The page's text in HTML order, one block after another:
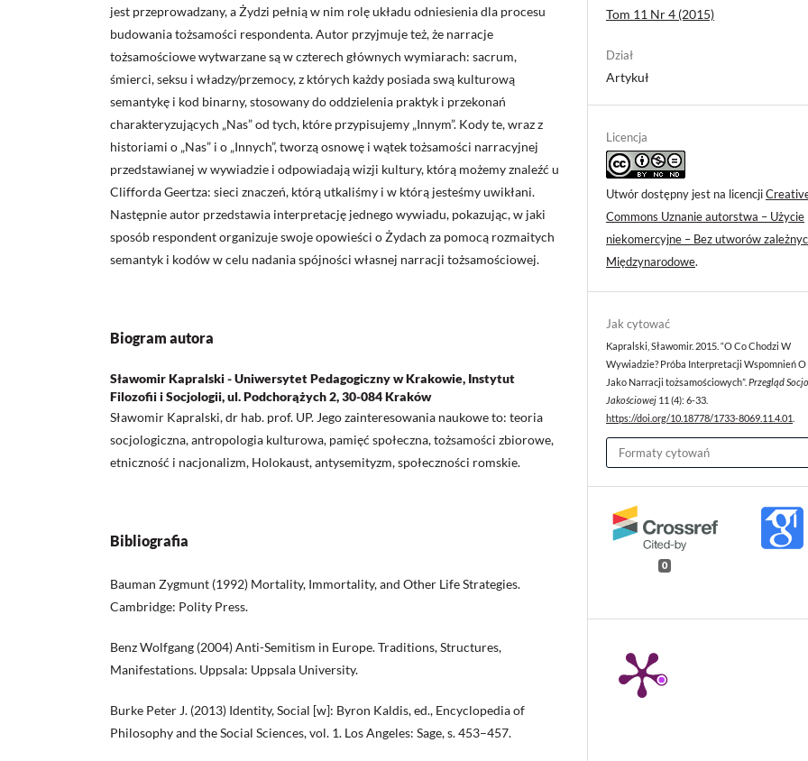
jest przeprowadzany, a Żydzi pełnią w nim rolę układu odniesienia dla procesu
budowania tożsamości respondenta. Autor przyjmuje też, że narracje
tożsamościowe wytwarzane są w czterech głównych wymiarach: sacrum,
śmierci, seksu i władzy/przemocy, z których każdy posiada swą kulturową
semantykę i kod binarny, stosowany do oddzielenia praktyk i przekonań
charakteryzujących „Nas” od tych, które przypisujemy „Innym”. Kody te, wraz z
historiami o „Nas” i o „Innych”, tworzą osnowę i wątek tożsamości narracyjnej
przedstawianej w wywiadzie i odpowiadają wizji kultury, którą możemy znaleźć u
Clifforda Geertza: sieci znaczeń, którą utkaliśmy i w którą jesteśmy uwikłani.
Następnie autor przedstawia interpretację jednego wywiadu, pokazując, w jaki
sposób respondent organizuje swoje opowieści o Żydach za pomocą rozmaitych
semantyk i kodów w celu nadania spójności własnej narracji tożsamościowej.
Biogram autora
Sławomir Kapralski - Uniwersytet Pedagogiczny w Krakowie, Instytut
Filozofii i Socjologii, ul. Podchorążych 2, 30-084 Kraków
Sławomir Kapralski, dr hab. prof. UP. Jego zainteresowania naukowe to: teoria
socjologiczna, antropologia kulturowa, pamięć społeczna, tożsamości zbiorowe,
etniczność i nacjonalizm, Holokaust, antysemityzm, społeczności romskie.
Bibliografia
Bauman Zygmunt (1992) Mortality, Immortality, and Other Life Strategies.
Cambridge: Polity Press.
Benz Wolfgang (2004) Anti-Semitism in Europe. Traditions, Structures,
Manifestations. Uppsala: Uppsala University.
Burke Peter J. (2013) Identity, Social [w]: Byron Kaldis, ed., Encyclopedia of
Philosophy and the Social Sciences, vol. 1. Los Angeles: Sage, s. 453–457.
Tom 11 Nr 4 (2015)
Dział
Artykuł
Licencja
Utwór dostępny jest na licencji
Commons Uznanie autorstwa – Użycie
niekomercyjne – Bez utworów
Międzynarodowe.
Jak cytować
Kapralski, Sławomir. 2015. “O Co Chodzi W
Wywiadzie? Próba Interpretacji Wspomnień O
Jako Narracji tożsamościowych”. Przegląd
Jakościowej 11 (4): 6-33.
https://doi.org/10.18778/1733-8069.11.4.01
Formaty cytowań
0